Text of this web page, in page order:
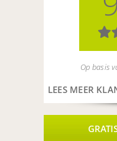
Op basis
LEES MEER